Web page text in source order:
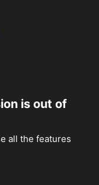
is out of
all the features